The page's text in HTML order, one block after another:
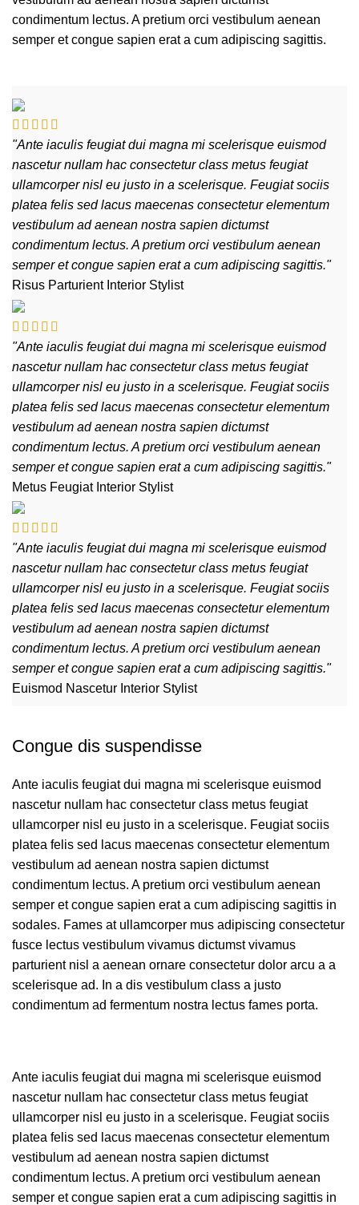
condimentum lectus. A pretium orci vestibulum aenean
semper et congue sapien erat a cum adipiscing sagittis.
"Ante iaculis feugiat dui magna mi scelerisque euismod
nascetur nullam hac consectetur class metus feugiat
ullamcorper nisl eu justo in a scelerisque. Feugiat sociis
platea felis sed lacus maecenas consectetur elementum
vestibulum ad aenean nostra sapien dictumst
condimentum lectus. A pretium orci vestibulum aenean
semper et congue sapien erat a cum adipiscing sagittis."
Risus Parturient Interior Stylist
"Ante iaculis feugiat dui magna mi scelerisque euismod
nascetur nullam hac consectetur class metus feugiat
ullamcorper nisl eu justo in a scelerisque. Feugiat sociis
platea felis sed lacus maecenas consectetur elementum
vestibulum ad aenean nostra sapien dictumst
condimentum lectus. A pretium orci vestibulum aenean
semper et congue sapien erat a cum adipiscing sagittis."
Metus Feugiat Interior Stylist
"Ante iaculis feugiat dui magna mi scelerisque euismod
nascetur nullam hac consectetur class metus feugiat
ullamcorper nisl eu justo in a scelerisque. Feugiat sociis
platea felis sed lacus maecenas consectetur elementum
vestibulum ad aenean nostra sapien dictumst
condimentum lectus. A pretium orci vestibulum aenean
semper et congue sapien erat a cum adipiscing sagittis."
Euismod Nascetur Interior Stylist
Congue dis suspendisse
Ante iaculis feugiat dui magna mi scelerisque euismod
nascetur nullam hac consectetur class metus feugiat
ullamcorper nisl eu justo in a scelerisque. Feugiat sociis
platea felis sed lacus maecenas consectetur elementum
vestibulum ad aenean nostra sapien dictumst
condimentum lectus. A pretium orci vestibulum aenean
semper et congue sapien erat a cum adipiscing sagittis in
sodales. Fames at ullamcorper mus adipiscing consectetur
fusce lectus vestibulum vivamus dictumst vivamus
parturient nisl a aenean ornare consectetur dolor arcu a a
scelerisque ad. In a dis vestibulum class a justo
condimentum ad fermentum nostra lectus fames porta.
Ante iaculis feugiat dui magna mi scelerisque euismod
nascetur nullam hac consectetur class metus feugiat
ullamcorper nisl eu justo in a scelerisque. Feugiat sociis
platea felis sed lacus maecenas consectetur elementum
vestibulum ad aenean nostra sapien dictumst
condimentum lectus. A pretium orci vestibulum aenean
semper et congue sapien erat a cum adipiscing sagittis in